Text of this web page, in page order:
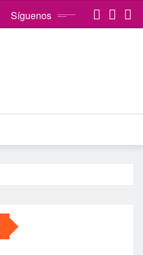
Síguenos